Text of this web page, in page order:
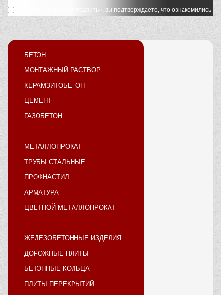
Нажимая кнопку «Отправить», вы подтверждаете, что ознакомились с
БЕТОН
МОНТАЖНЫЙ РАСТВОР
КЕРАМЗИТОБЕТОН
ЦЕМЕНТ
ГАЗОБЕТОН
МЕТАЛЛОПРОКАТ
ТРУБЫ СТАЛЬНЫЕ
ПРОФНАСТИЛ
АРМАТУРА
ЦВЕТНОЙ МЕТАЛЛОПРОКАТ
ЖЕЛЕЗОБЕТОННЫЕ ИЗДЕЛИЯ
ДОРОЖНЫЕ ПЛИТЫ
БЕТОННЫЕ КОЛЬЦА
ПЛИТЫ ПЕРЕКРЫТИЙ